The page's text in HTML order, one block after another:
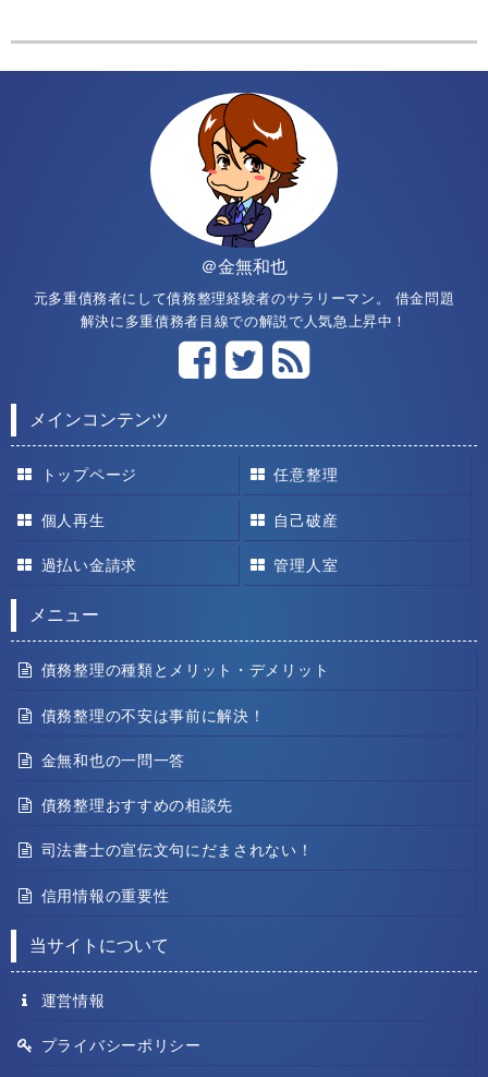
＠金無和也
元多重債務者にして債務整理経験者のサラリーマン。 借金問題
解決に多重債務者目線での解説で人気急上昇中！
メインコンテンツ
トップページ 任意整理
個人再生 自己破産
過払い金請求 管理人室
メニュー
債務整理の種類とメリット・デメリット
債務整理の不安は事前に解決！
金無和也の一問一答
債務整理おすすめの相談先
司法書士の宣伝文句にだまされない！
信用情報の重要性
当サイトについて
運営情報
プライバシーポリシー